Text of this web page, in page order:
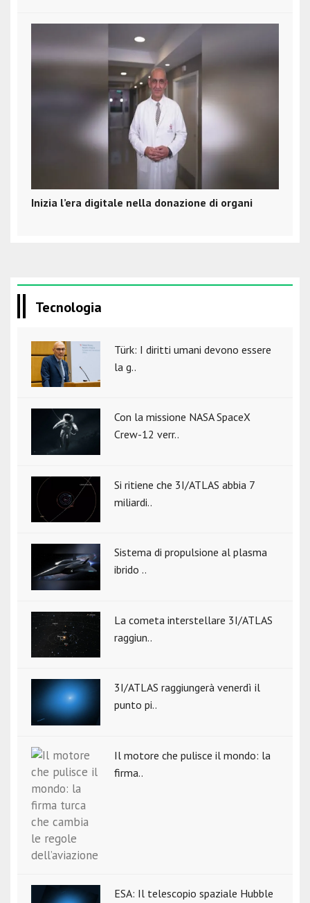
Inizia l’era digitale nella donazione di organi
Tecnologia
Türk: I diritti umani devono essere
la g..
Con la missione NASA SpaceX
Crew-12 verr..
Si ritiene che 3I/ATLAS abbia 7
miliardi..
Sistema di propulsione al plasma
ibrido ..
La cometa interstellare 3I/ATLAS
raggiun..
3I/ATLAS raggiungerà venerdì il
punto pi..
Il motore che pulisce il mondo: la
firma..
ESA: Il telescopio spaziale Hubble